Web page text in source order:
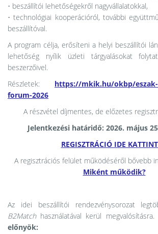
• beszállítói lehetőségekről nagyvállalatokkal,
• technológiai kooperációról, további
beszállítóval.
A program célja, erősíteni a helyi beszállítói
lehetőség nyílik üzleti tárgyalásokat
beszerzőivel.
Részletek: https://mkik.hu/okbp/
forum-2026
A részvétel díjmentes, de előzetes
Jelentkezési határidő: 2026. május
REGISZTRÁCIÓ IDE
A regisztrációs felület működéséről bővebb
Miként működik?
Az idei beszállítói rendezvénysorozat
B2Matchhasználatával kerül megvalósításra.
előnyök: